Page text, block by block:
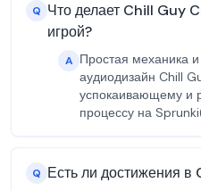
Q Что делает Chill Guy
игрой?
A Простая механика
аудиодизайн Chill
успокаивающему и
процессу на
Q Есть ли достижения